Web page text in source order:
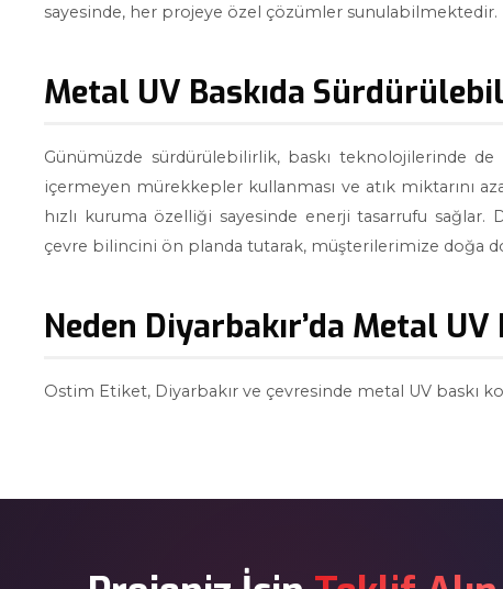
sayesinde, her projeye özel çözümler sunulabilmektedir.
Metal UV Baskıda
Günümüzde sürdürülebilirlik, baskı teknolojilerinde
içermeyen mürekkepler kullanması ve atık miktarını
hızlı kuruma özelliği sayesinde enerji tasarrufu
çevre bilincini ön planda tutarak, müşterilerimize doğa
Neden Diyarbakır’da Metal
Ostim Etiket, Diyarbakır ve çevresinde metal UV baskı